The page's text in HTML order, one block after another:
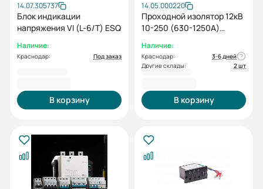
14.07.305737
Блок индикации
напряжения VI (L-6/T) ESQ
Наличие:
Краснодар: Под заказ
В корзину
14.05.000220
Проходной изолятор 12кВ
10-250 (630-1250А)
контакта, высота-245мм)
Наличие:
Краснодар:
3-6 дней
Другие склады:
2 шт
В корзину